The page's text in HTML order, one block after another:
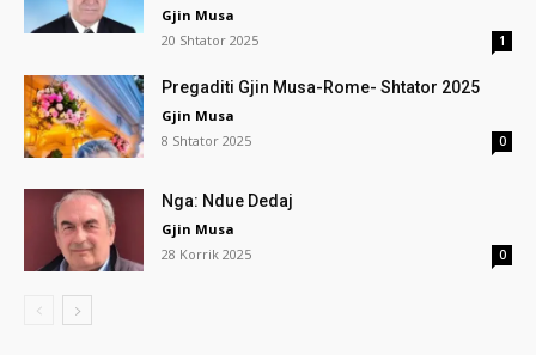
Gjin Musa
20 Shtator 2025
1
Pregaditi Gjin Musa-Rome- Shtator 2025
Gjin Musa
8 Shtator 2025
0
Nga: Ndue Dedaj
Gjin Musa
28 Korrik 2025
0